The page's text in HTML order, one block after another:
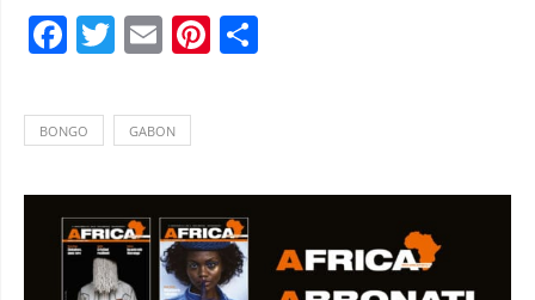
Facebook
Twitter
EmailPinterest
BONGO GABON